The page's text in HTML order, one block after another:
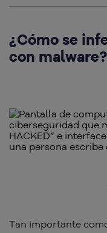
¿Cómo se
con malware?
Tan importante